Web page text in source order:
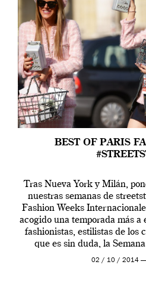
BEST OF PARIS
Tras Nueva York y Milán,
nuestras semanas de
Fashion Weeks
acogido una temporada más a
fashionistas, estilistas de los
que es sin duda, la
02 / 10 / 2014